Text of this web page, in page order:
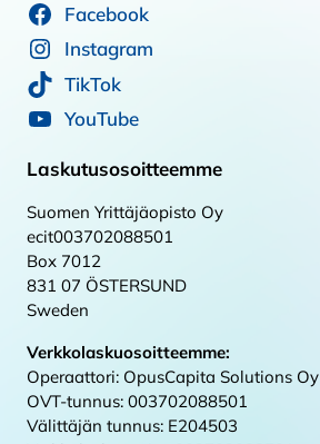
Facebook
Instagram
TikTok
YouTube
Laskutusosoitteemme
Suomen Yrittäjäopisto Oy
ecit003702088501
Box 7012
831 07 ÖSTERSUND
Sweden
Verkkolaskuosoitteemme:
Operaattori: OpusCapita Solutions Oy
OVT-tunnus: 003702088501
Välittäjän tunnus: E204503